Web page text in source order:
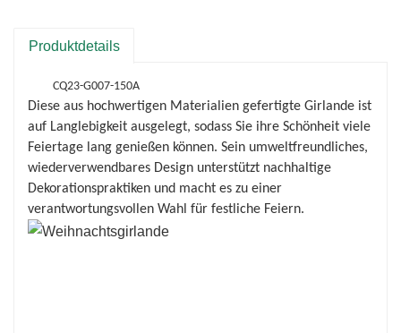
Urlaubsambiente eine natürliche Note.
eine einfache Anpassung. Sie können Lichter,
Ornamente oder Bänder hinzufügen, um eine
einzigartige Präsentation zu schaffen, die Ihre
Urlaubsstimmung widerspiegelt. Ganz gleich, ob
Sie einen minimalistischen Ansatz oder ein
aufwändigeres Arrangement bevorzugen, diese
Produktdetails
CQ23-G007-150A
Diese aus hochwertigen Materialien gefertigte Girlande ist
auf Langlebigkeit ausgelegt, sodass Sie ihre Schönheit viele
Feiertage lang genießen können. Sein umweltfreundliches,
wiederverwendbares Design unterstützt nachhaltige
Dekorationspraktiken und macht es zu einer
verantwortungsvollen Wahl für festliche Feiern.